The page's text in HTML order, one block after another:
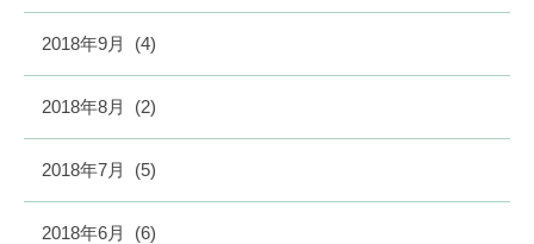
2018年9月 (4)
2018年8月 (2)
2018年7月 (5)
2018年6月 (6)